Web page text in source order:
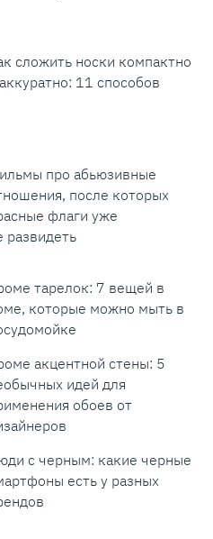
сложить носки компактно
11 способов
про абьюзивные
после которых
флаги уже
развидеть
тарелок: 7 вещей в
которые можно мыть в
акцентной стены: 5
идей для
обоев от
с черным: какие черные
есть у разных